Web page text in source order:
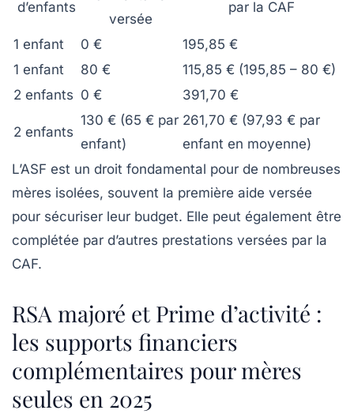
d’enfants
versée
par la CAF
1 enfant 0 €
195,85 €
1 enfant
80 €
115,85 € (195,85 – 80 €)
2 enfants 0 € 391,70 €
2 enfants
130 € (65 € par
enfant)
261,70 € (97,93 € par
enfant en moyenne)
L’ASF est un droit fondamental pour de nombreuses
mères isolées, souvent la première aide versée
pour sécuriser leur budget. Elle peut également être
complétée par d’autres prestations versées par la
CAF.
RSA majoré et Prime d’activité :
les supports financiers
complémentaires pour mères
seules en 2025